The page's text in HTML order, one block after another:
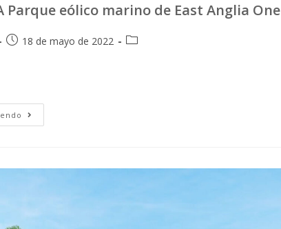
Parque eólico marino de East Anglia One
18 de mayo de 2022